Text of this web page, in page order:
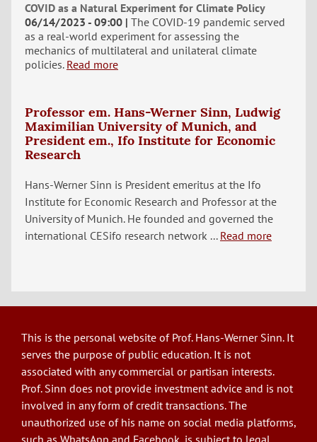
COVID as a Natural Experiment for Climate Policy
06/14/2023 - 09:00 The COVID-19 pandemic served
as a real-world experiment for assessing the
mechanics of multilateral and unilateral climate
policies. Read more
Professor em. Hans-Werner Sinn, Ludwig
Maximilian University of Munich, and
President em., Ifo Institute for Economic
Research
Hans-Werner Sinn is President emeritus at the Ifo
Institute for Economic Research and Professor at the
University of Munich. He founded and governed the
international CESifo research network ... Read more
This is the personal website of Prof. Hans-Werner Sinn. It
serves the purpose of public education. It is not
associated with any commercial or partisan interests.
Prof. Sinn does not provide investment advice and is not
involved in any form of credit transactions. The
unauthorized use of his name on social media platforms,
such as WhatsApp and Facebook, is subject to legal